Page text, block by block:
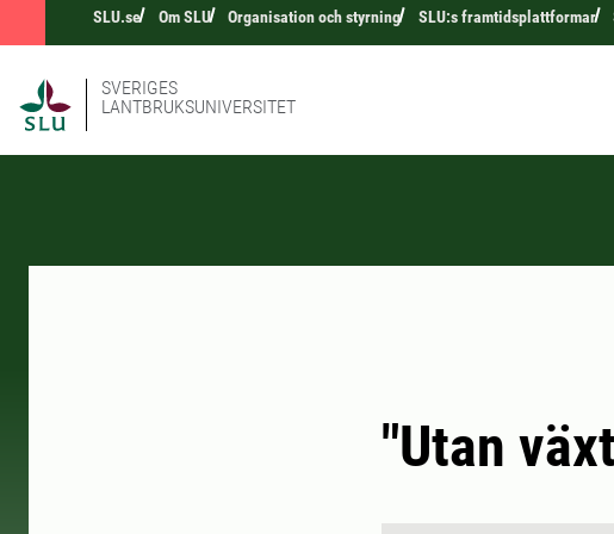
SLU.se Om SLU Organisation och styrning SLU:s framtidsplattformar
SVERIGES
LANTBRUKSUNIVERSITET
"Utan